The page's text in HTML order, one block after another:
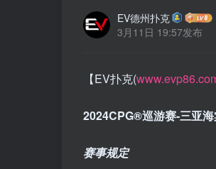
EV德州扑克
3月11日 19:57发布
【EV扑克(
2024CPG®巡游赛-三亚
赛事规定